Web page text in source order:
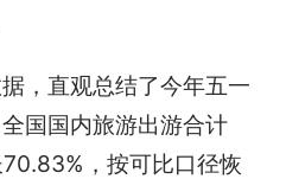
，直观总结了今年五一
国国内旅游出游合计
，按可比口径恢